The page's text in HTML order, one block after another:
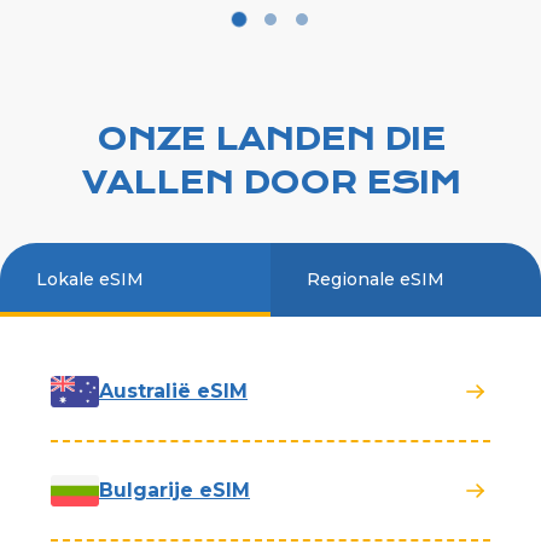
ONZE LANDEN DIE
VALLEN DOOR ESIM
Lokale eSIM Regionale eSIM
Australië eSIM
Bulgarije eSIM